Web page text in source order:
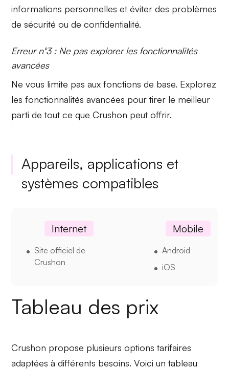
informations personnelles et éviter des problèmes
de sécurité ou de confidentialité.
Erreur n°3 : Ne pas explorer les fonctionnalités
avancées
Ne vous limite pas aux fonctions de base. Explorez
les fonctionnalités avancées pour tirer le meilleur
parti de tout ce que Crushon peut offrir.
Appareils, applications et
systèmes compatibles
Internet
Site officiel de
Crushon
Mobile
Android
iOS
Tableau des prix
Crushon propose plusieurs options tarifaires
adaptées à différents besoins. Voici un tableau